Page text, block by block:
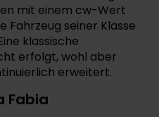
mit einem cw-Wert
Fahrzeug seiner Klasse
klassische
erfolgt, wohl aber
erweitert.
Fabia